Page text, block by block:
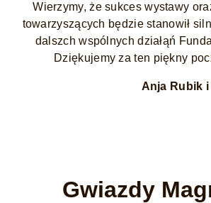
Wierzymy, że sukces wystawy
towarzyszących będzie stanowił
dalszch wspólnych działąń
Dziękujemy za ten piękny
Anja Rubik i
Gwiazdy